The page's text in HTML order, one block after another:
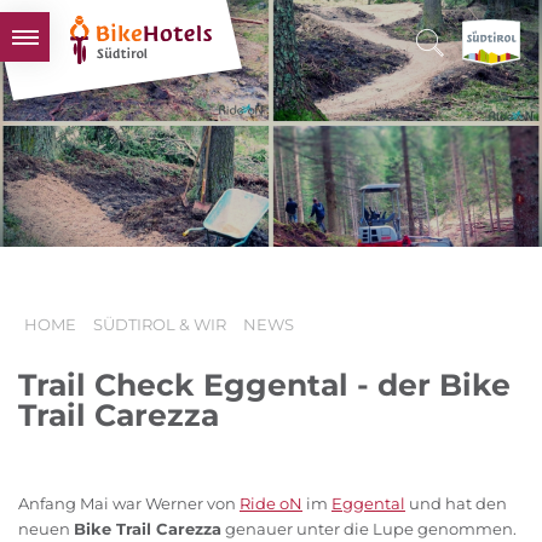
BIKEHOTELS
HOTELS & PAKETE
TOUREN & REVIERE
SÜDTIROL & WIR
HOME SÜDTIROL & WIR NEWS
Trail Check Eggental - der Bike
Trail Carezza
Anfang Mai war Werner von Ride oN im Eggental und hat den
neuen Bike Trail Carezza genauer unter die Lupe genommen.